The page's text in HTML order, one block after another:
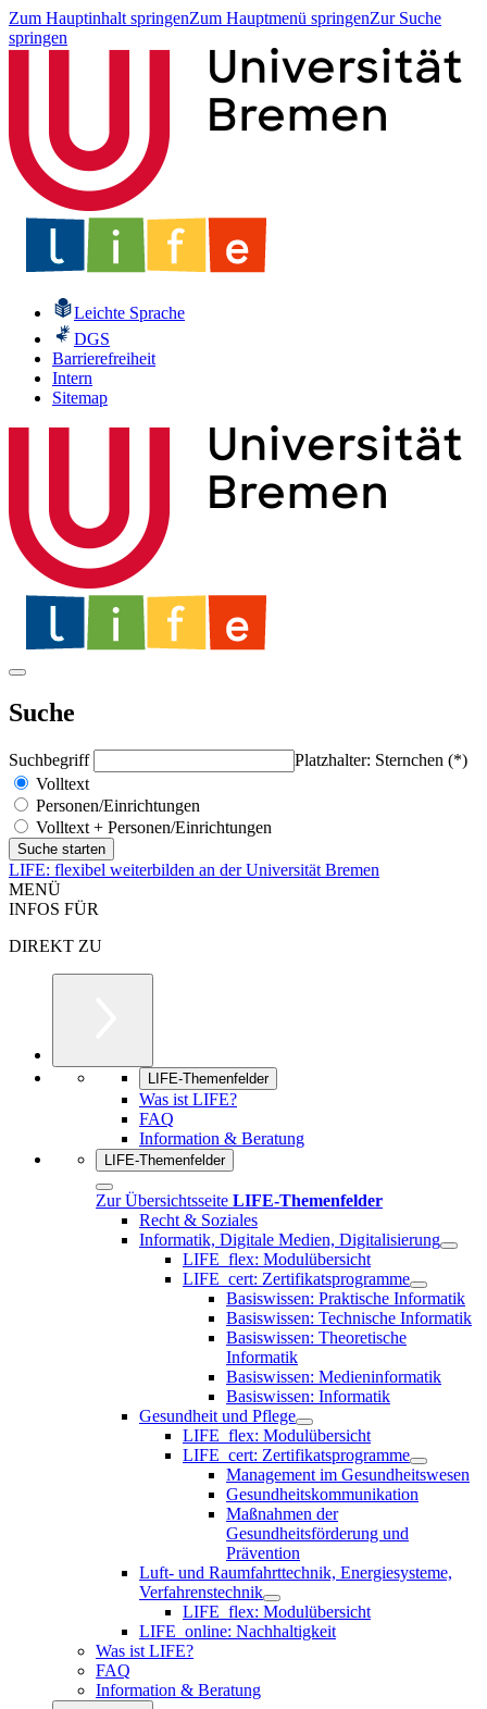
Zum Hauptinhalt springenZum Hauptmenü springenZur Suche
springen
Leichte Sprache
DGS
Barrierefreiheit
Intern
Sitemap
Suche
Suchbegriff
Platzhalter: Sternchen (*)
Volltext
Personen/Einrichtungen
Volltext + Personen/Einrichtungen
LIFE: flexibel weiterbilden an der Universität Bremen
MENÜ
INFOS FÜR
DIREKT ZU
LIFE-Themenfelder
Was ist LIFE?
FAQ
Information & Beratung
LIFE-Themenfelder
Zur Übersichtsseite LIFE-Themenfelder
Recht & Soziales
Informatik, Digitale Medien, Digitalisierung
LIFE_flex: Modulübersicht
LIFE_cert: Zertifikatsprogramme
Basiswissen: Praktische Informatik
Basiswissen: Technische Informatik
Basiswissen: Theoretische
Informatik
Basiswissen: Medieninformatik
Basiswissen: Informatik
Gesundheit und Pflege
LIFE_flex: Modulübersicht
LIFE_cert: Zertifikatsprogramme
Management im Gesundheitswesen
Gesundheitskommunikation
Maßnahmen der
Gesundheitsförderung und
Prävention
Luft- und Raumfahrttechnik, Energiesysteme,
Verfahrenstechnik
LIFE_flex: Modulübersicht
LIFE_online: Nachhaltigkeit
Was ist LIFE?
FAQ
Information & Beratung